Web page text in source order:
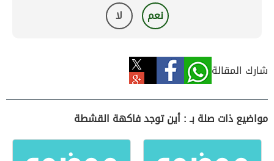
نعم لا
شارك المقالة
مواضيع ذات صلة بـ : أين توجد فاكهة القشطة